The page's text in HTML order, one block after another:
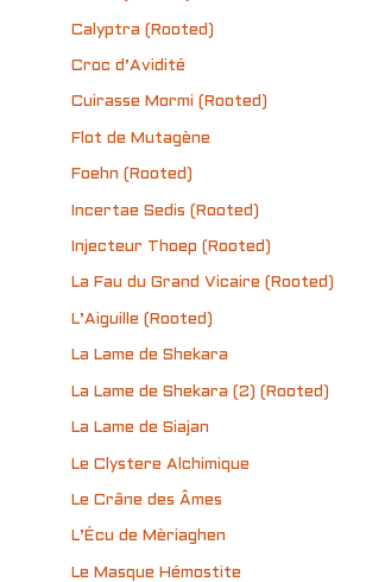
Calyptra (Rooted)
Croc d’Avidité
Cuirasse Mormi (Rooted)
Flot de Mutagène
Foehn (Rooted)
Incertae Sedis (Rooted)
Injecteur Thoep (Rooted)
La Fau du Grand Vicaire (Rooted)
L’Aiguille (Rooted)
La Lame de Shekara
La Lame de Shekara (2) (Rooted)
La Lame de Siajan
Le Clystere Alchimique
Le Crâne des Âmes
L’Écu de Mèriaghen
Le Masque Hémostite